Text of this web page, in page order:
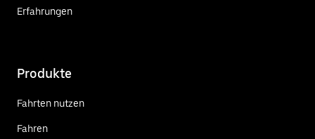
Erfahrungen
Produkte
Fahrten nutzen
Fahren